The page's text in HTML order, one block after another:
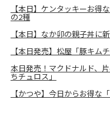
【本日】ケンタッキーお得
の2種
【本日】なか卯の親子丼に
【本日発売】松屋「豚キム
本日発売！マクドナルド、
ちチュロス」
【かつや】今日からお得な